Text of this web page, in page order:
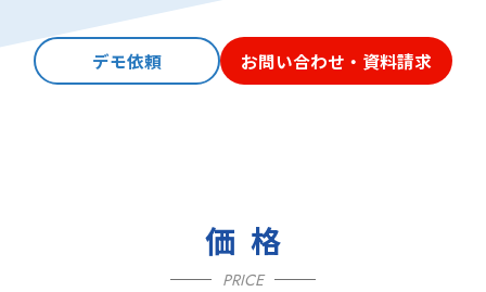
デモ依頼 お問い合わせ・資料請求
価格
PRICE